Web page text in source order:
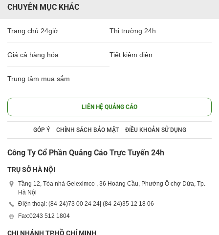
CHUYÊN MỤC KHÁC
Trang chủ 24giờ Thị trường 24h
Giá cả hàng hóa Tiết kiệm điện
Trung tâm mua sắm
LIÊN HỆ QUẢNG CÁO
GÓP Ý CHÍNH SÁCH BẢO MẬT ĐIỀU KHOẢN SỬ DỤNG
Công Ty Cổ Phần Quảng Cáo Trực Tuyến 24h
TRỤ SỞ HÀ NỘI
Tầng 12, Tòa nhà Geleximco , 36 Hoàng Cầu, Phường Ô chợ Dừa, Tp.
Hà Nội
Điện thoại: (84-24)73 00 24 24 | (84-24)35 12 18 06
Fax:0243 512 1804
CHI NHÁNH TP.HỒ CHÍ MINH